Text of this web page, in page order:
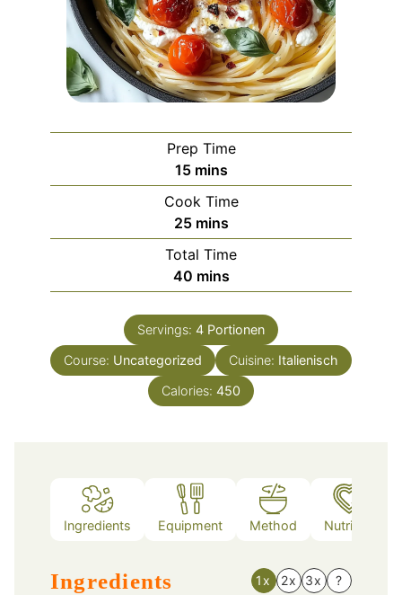
Prep Time
15minutes
mins
Cook Time
25minutes
mins
Total Time
40minutes
mins
Servings: 4 Portionen
Course: Uncategorized Cuisine: Italienisch
Calories: 450
Ingredients Equipment Method Nutrition
Ingredients 1x 2x 3x ?